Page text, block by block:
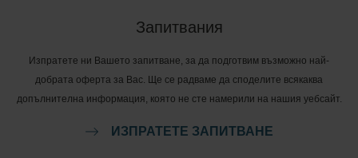
Запитвания
Изпратете ни Вашето запитване, за да подготвим възможно най-
добрата оферта за Вас. Ще се радваме да споделите всякаква
допълнителна информация, която не сте намерили на нашия уебсайт.
ИЗПРАТЕТЕ ЗАПИТВАНЕ